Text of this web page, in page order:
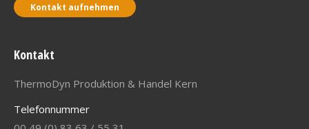
Kontakt aufnehmen
Kontakt
ThermoDyn Produktion & Handel Kern
Telefonnummer